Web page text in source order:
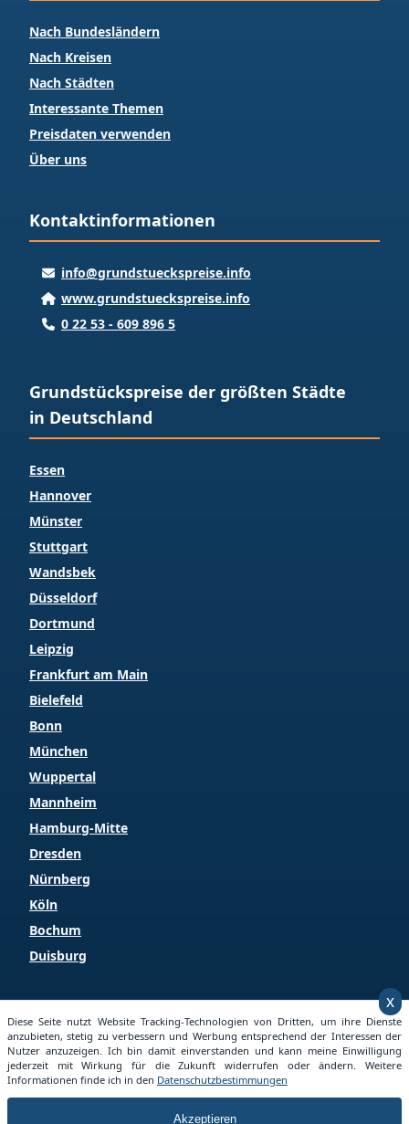
Nach Bundesländern
Nach Kreisen
Nach Städten
Interessante Themen
Preisdaten verwenden
Über uns
Kontaktinformationen
info@grundstueckspreise.info
www.grundstueckspreise.info
0 22 53 - 609 896 5
Grundstückspreise der größten Städte
in Deutschland
Essen
Hannover
Münster
Stuttgart
Wandsbek
Düsseldorf
Dortmund
Leipzig
Frankfurt am Main
Bielefeld
Bonn
München
Wuppertal
Mannheim
Hamburg-Mitte
Dresden
Nürnberg
Köln
Bochum
Duisburg
Copyright © 2025 Grundstueckspreise.info
Startseite Impressum
x
Diese Seite nutzt Website Tracking-Technologien von Dritten, um ihre Dienste
anzubieten, stetig zu verbessern und Werbung entsprechend der Interessen der
Nutzer anzuzeigen. Ich bin damit einverstanden und kann meine Einwilligung
jederzeit mit Wirkung für die Zukunft widerrufen oder ändern. Weitere
Informationen finde ich in den Datenschutzbestimmungen
Akzeptieren